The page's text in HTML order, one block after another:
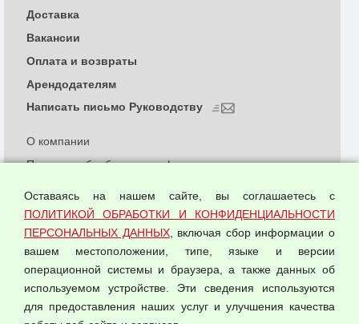
© 2026 ООО "Феникс"
О компании
Политика обработки и конфиденциальности
Согласием на обработку персональных данных
Оферта оптовой купли-продажи
Публичная оферта
Доставка
Вакансии
Оплата и возвраты
Арендодателям
Написать письмо Руководству
Оставаясь на нашем сайте, вы соглашаетесь с
ПОЛИТИКОЙ ОБРАБОТКИ И КОНФИДЕНЦИАЛЬНОСТИ
ПЕРСОНАЛЬНЫХ ДАННЫХ, включая сбор информации о
вашем местоположении, типе, языке и версии
операционной системы и браузера, а также данных об
используемом устройстве. Эти сведения используются
для предоставления наших услуг и улучшения качества